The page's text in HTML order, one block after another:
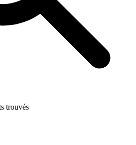
trouvés